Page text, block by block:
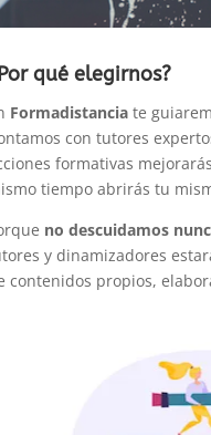
qué elegirnos?
Formadistanciate
con tutores
formativas
tiempo abrirás tu
no descuidamos
y dinamizadores
contenidos propios,